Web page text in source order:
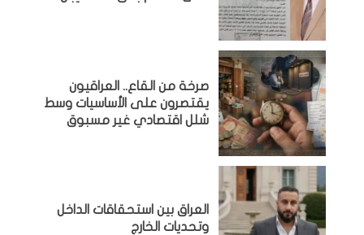
صرخة من القاع.. العراقيون
يقتصرون على الأساسيات وسط
شلل اقتصادي غير مسبوق
‏العراق بين استحقاقات الداخل
وتحديات الخارج